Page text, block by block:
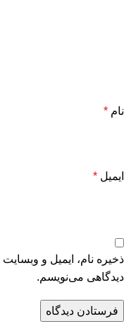
نام *
ایمیل *
ذخیره نام، ایمیل و
دیدگاهی می‌نویسم.